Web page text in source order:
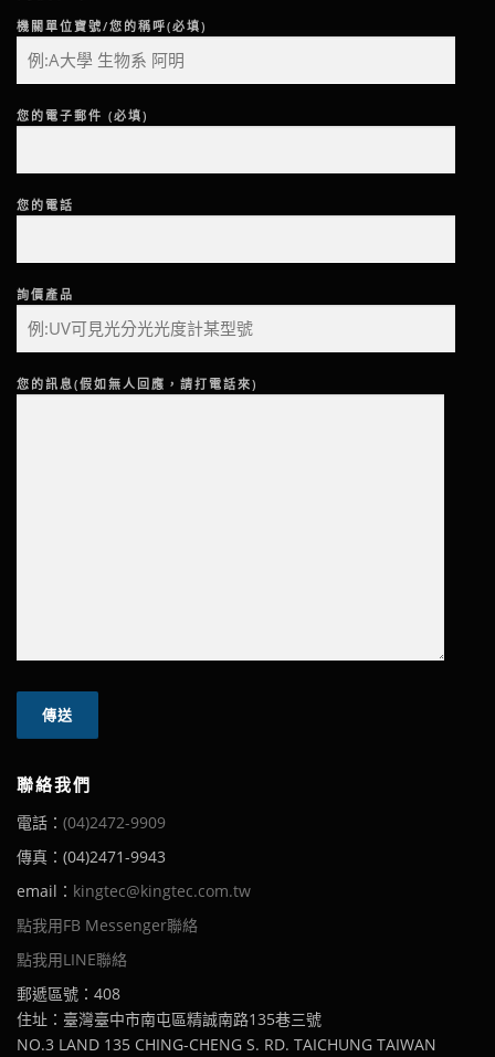
機關單位寶號/您的稱呼(必填)
您的電子郵件 (必填)
您的電話
詢價產品
您的訊息(假如無人回應，請打電話來)
聯絡我們
電話： (04)2472-9909
傳真：(04)2471-9943
email： kingtec@kingtec.com.tw
點我用FB Messenger聯絡
點我用LINE聯絡
郵遞區號：408
住址：臺灣臺中市南屯區精誠南路135巷三號
NO.3 LAND 135 CHING-CHENG S. RD. TAICHUNG TAIWAN